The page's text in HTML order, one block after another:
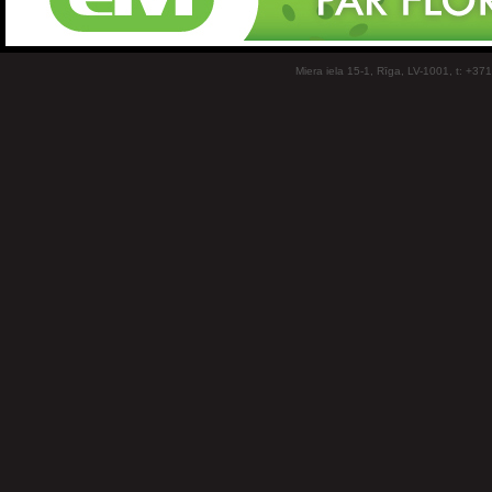
Miera iela 15-1, Rīga, LV-1001, t: